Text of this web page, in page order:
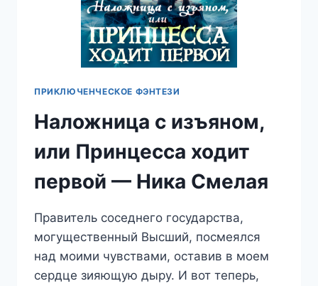
ПРИКЛЮЧЕНЧЕСКОЕ ФЭНТЕЗИ
Наложница с изъяном,
или Принцесса ходит
первой — Ника Смелая
Правитель соседнего государства,
могущественный Высший, посмеялся
над моими чувствами, оставив в моем
сердце зияющую дыру. И вот теперь,